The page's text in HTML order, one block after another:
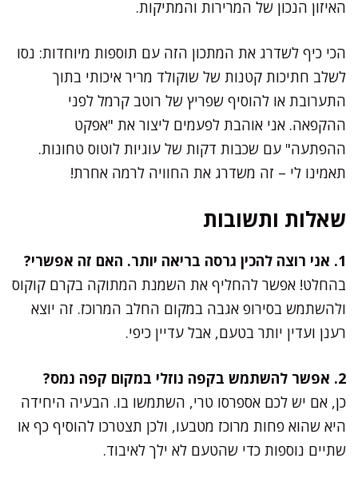
האיזון הנכון של המרירות והמתיקות.
הכי כיף לשדרג את המתכון הזה עם תוספות מיוחדות: נסו
לשלב חתיכות קטנות של שוקולד מריר איכותי בתוך
התערובת או להוסיף שפריץ של רוטב קרמל לפני
ההקפאה. אני אוהבת לפעמים ליצור את "אפקט
ההפתעה" עם שכבות דקות של עוגיות לוטוס טחונות.
תאמינו לי – זה משדרג את החוויה לרמה אחרת!
שאלות ותשובות
1. אני רוצה להכין גרסה בריאה יותר. האם זה אפשרי?
בהחלט! אפשר להחליף את השמנת המתוקה בקרם קוקוס
ולהשתמש בסירופ אגבה במקום החלב המרוכז. זה יוצא
רענן ועדין יותר בטעם, אבל עדיין כיפי.
2. אפשר להשתמש בקפה נוזלי במקום קפה נמס?
כן, אם יש לכם אספרסו טרי, השתמשו בו. הבעיה היחידה
היא שהוא פחות מרוכז מטבעו, ולכן תצטרכו להוסיף כף או
שתיים נוספות כדי שהטעם לא ילך לאיבוד.